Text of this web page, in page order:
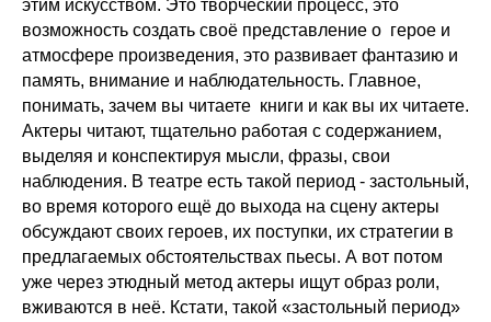
этим искусством. Это творческий процесс, это
возможность создать своё представление о герое и
атмосфере произведения, это развивает фантазию и
память, внимание и наблюдательность. Главное,
понимать, зачем вы читаете книги и как вы их читаете.
Актеры читают, тщательно работая с содержанием,
выделяя и конспектируя мысли, фразы, свои
наблюдения. В театре есть такой период - застольный,
во время которого ещё до выхода на сцену актеры
обсуждают своих героев, их поступки, их стратегии в
предлагаемых обстоятельствах пьесы. А вот потом
уже через этюдный метод актеры ищут образ роли,
вживаются в неё. Кстати, такой «застольный период»